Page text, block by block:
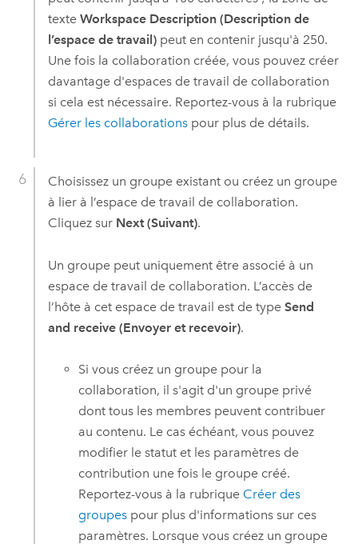
texte Workspace Description (Description de
l’espace de travail)peut en contenir jusqu'à 250.
Une fois la collaboration créée, vous pouvez créer
davantage d'espaces de travail de collaboration
si cela est nécessaire. Reportez-vous à la rubrique
Gérer les collaborationspour plus de détails.
Choisissez un groupe existant ou créez un groupe
à lier à l’espace de travail de collaboration.
Cliquez sur Next (Suivant).
Un groupe peut uniquement être associé à un
espace de travail de collaboration. L’accès de
l’hôte à cet espace de travail est de type Send
and receive (Envoyer et recevoir).
Si vous créez un groupe pour la
collaboration, il s'agit d'un groupe privé
dont tous les membres peuvent contribuer
au contenu. Le cas échéant, vous pouvez
modifier le statut et les paramètres de
contribution une fois le groupe créé.
Reportez-vous à la rubrique Créer des
groupes pour plus d'informations sur ces
paramètres. Lorsque vous créez un groupe